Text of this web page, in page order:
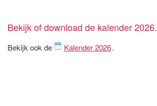
Bekijk of download de kalender 2026.
Bekijk ook de Kalender 2026.